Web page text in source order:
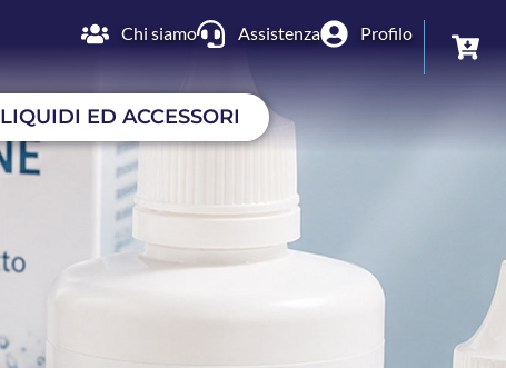
Chi siamo Assistenza Profilo
LIQUIDI ED ACCESSORI